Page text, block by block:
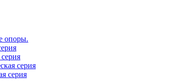
опоры.
серия
серия